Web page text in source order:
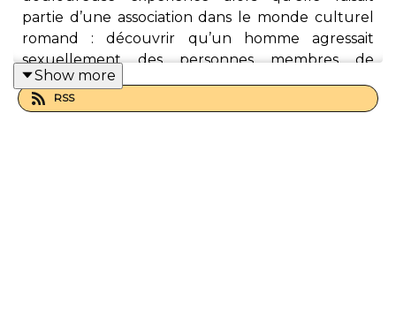
partie d’une association dans le monde culturel
romand : découvrir qu’un homme agressait
sexuellement des personnes membres de
l’association, parfois mineures.
A la veille de la grève féministe du 14 juin 2024,
Show more
RSS